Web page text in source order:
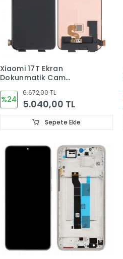
Xiaomi 17T Ekran
Dokunmatik Cam
%24
6.672,00 TL
5.040,00 TL
Sepete Ekle